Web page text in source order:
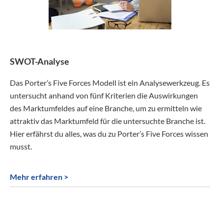
SWOT-Analyse
Das Porter’s Five Forces Modell ist ein Analysewerkzeug. Es
untersucht anhand von fünf Kriterien die Auswirkungen
des Marktumfeldes auf eine Branche, um zu ermitteln wie
attraktiv das Marktumfeld für die untersuchte Branche ist.
Hier erfährst du alles, was du zu Porter’s Five Forces wissen
musst.
Mehr erfahren >